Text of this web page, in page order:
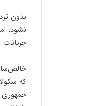
بدون
نشود،
که
جمهوری